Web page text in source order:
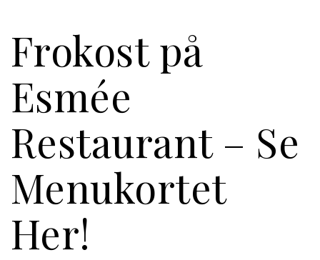
Frokost på
Esmée
Restaurant – Se
Menukortet
Her!